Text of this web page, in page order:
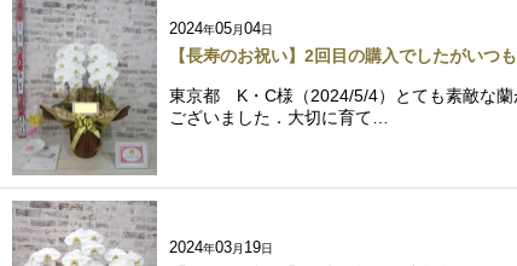
2024年05月04日
【長寿のお祝い】2回目の購入でしたがいつ
東京都 K・C様（2024/5/4）とても素敵な蘭
ございました．大切に育て…
2024年03月 19日